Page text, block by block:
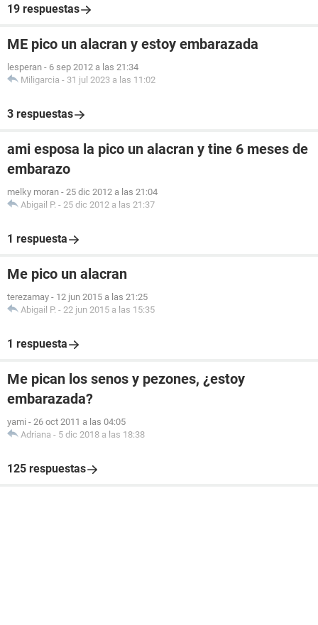
19 respuestas
ME pico un alacran y estoy embarazada
lesperan - 6 sep 2012 a las 21:34
Miligarcia - 31 jul 2023 a las 11:02
3 respuestas
ami esposa la pico un alacran y tine 6 meses de
embarazo
melky moran - 25 dic 2012 a las 21:04
Abigail P. - 25 dic 2012 a las 21:37
1 respuesta
Me pico un alacran
terezamay - 12 jun 2015 a las 21:25
Abigail P. - 22 jun 2015 a las 15:35
1 respuesta
Me pican los senos y pezones, ¿estoy
embarazada?
yami - 26 oct 2011 a las 04:05
Adriana - 5 dic 2018 a las 18:38
125 respuestas